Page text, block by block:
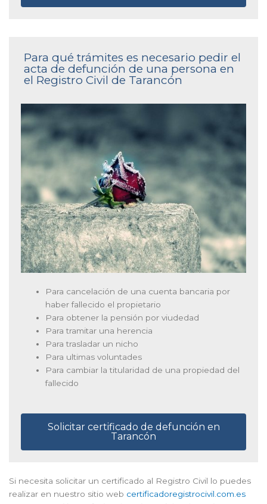
Para qué trámites es necesario pedir el
acta de defunción de una persona en
el Registro Civil de Tarancón
Para cancelación de una cuenta bancaria por
haber fallecido el propietario
Para obtener la pensión por viudedad
Para tramitar una herencia
Para trasladar un nicho
Para ultimas voluntades
Para cambiar la titularidad de una propiedad del
fallecido
Solicitar certificado de defunción en
Tarancón
Si necesita solicitar un certificado al Registro Civil lo puedes
realizar en nuestro sitio web certificadoregistrocivil.com.es